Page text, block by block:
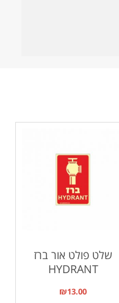
שלט פולט אור ברז
HYDRANT
₪13.00